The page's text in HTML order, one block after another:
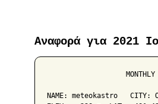
Αναφορά για 2021
NAME: meteokastro   CITY: